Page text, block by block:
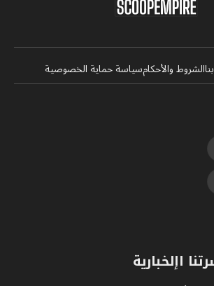
الشروط والأحكامسياسة حماية الخصوصية
اإلخبارية